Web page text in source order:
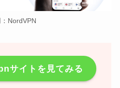
NordVPN
サイトを見てみる